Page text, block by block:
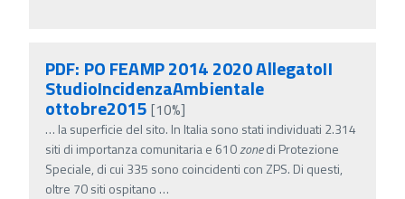
PDF: PO FEAMP 2014 2020 AllegatoII
StudioIncidenzaAmbientale
ottobre2015 [10%]
… la superficie del sito. In Italia sono stati individuati 2.314
siti di importanza comunitaria e 610zonedi Protezione
Speciale, di cui 335 sono coincidenti con ZPS. Di questi,
oltre 70 siti ospitano …